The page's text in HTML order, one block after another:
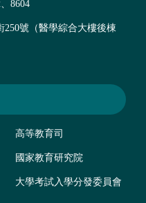
8604
250號（醫學綜合大樓後棟
高等教育司
國家教育研究院
大學考試入學分發委員會